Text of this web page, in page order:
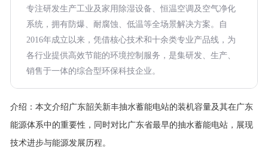
专注研发生产工业及家用除湿设备、恒温空调及空气净化
系统，拥有防爆、耐腐蚀、低温等全场景解决方案。自
2016年成立以来，凭借核心技术和十余类专业产品线，为
各行业提供高效节能的环境控制服务，是集研发、生产、
销售于一体的综合型环保科技企业。
介绍： 本文介绍广东韶关新丰抽水蓄能电站的装机容量及其在广东
能源体系中的重要性，同时对比广东省最早的抽水蓄能电站，展现
技术进步与能源发展历程。